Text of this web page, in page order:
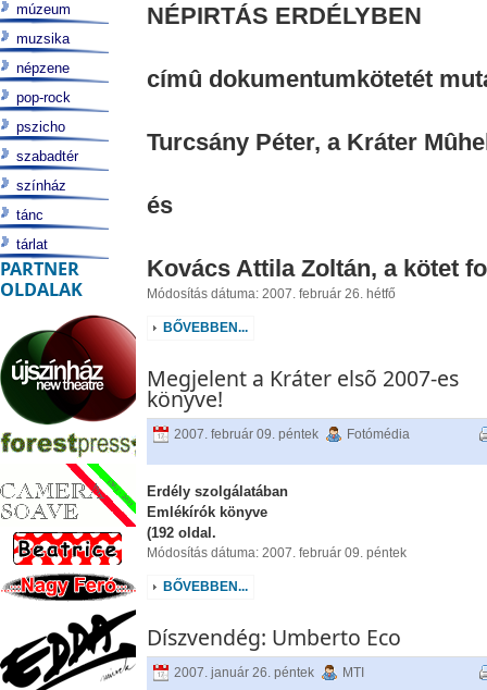
NÉPIRTÁS ERDÉLYBEN
címû dokumentumkötetét
Turcsány Péter, a Kráter
és
Kovács Attila Zoltán, a kötet
Módosítás dátuma: 2007. február 26. hétfő
BŐVEBBEN...
Megjelent a Kráter elsõ 2007-es
könyve!
2007. február 09. péntek Fotómédia
Erdély szolgálatában
Emlékírók könyve
(192 oldal.
Módosítás dátuma: 2007. február 09. péntek
BŐVEBBEN...
Díszvendég: Umberto Eco
2007. január 26. péntek MTI
múzeum
muzsika
népzene
pop-rock
pszicho
szabadtér
színház
tánc
tárlat
PARTNER
OLDALAK